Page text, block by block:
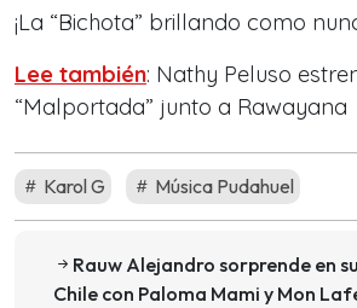
¡La “Bichota” brillando como
Lee también: Nathy Peluso
“Malportada” junto a Rawayana
Karol G Música Pudahuel
Rauw Alejandro sorprende en
Chile con Paloma Mami y Mon